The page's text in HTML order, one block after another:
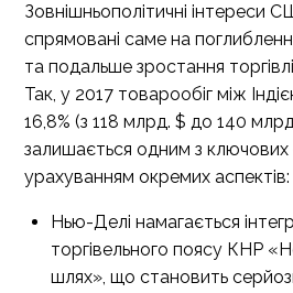
Зовнішньополітичні інтереси
спрямовані саме на
та подальше зростання
Так, у 2017 товарообіг між
16,8% (з 118 млрд. $ до 140 млрд.
залишається одним з
урахуванням окремих аспектів:
Нью-Делі намагається
торгівельного поясу КНР
шлях», що становить